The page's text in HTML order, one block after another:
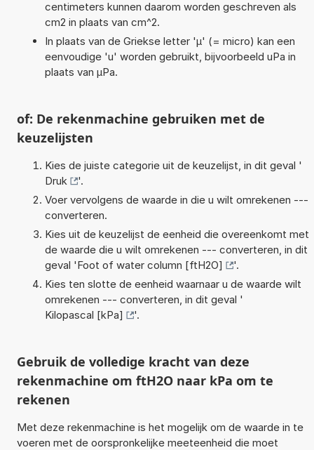
centimeters kunnen daarom worden geschreven als
cm2 in plaats van cm^2.
In plaats van de Griekse letter 'µ' (= micro) kan een
eenvoudige 'u' worden gebruikt, bijvoorbeeld uPa in
plaats van µPa.
of: De rekenmachine gebruiken met de
keuzelijsten
Kies de juiste categorie uit de keuzelijst, in dit geval '
Druk
'.
Voer vervolgens de waarde in die u wilt omrekenen ---
converteren.
Kies uit de keuzelijst de eenheid die overeenkomt met
de waarde die u wilt omrekenen --- converteren, in dit
geval 'Foot of water column [ftH2O]
'.
Kies ten slotte de eenheid waarnaar u de waarde wilt
omrekenen --- converteren, in dit geval '
Kilopascal [kPa]
'.
Gebruik de volledige kracht van deze
rekenmachine om ftH2O naar kPa om te
rekenen
Met deze rekenmachine is het mogelijk om de waarde in te
voeren met de oorspronkelijke meeteenheid die moet